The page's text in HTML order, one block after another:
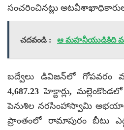
సంచరించినట్లు
చదవండి : ఆ మహనీయుడికిది
బద్వేలు డివిజన్‌లో గోపవరం
4,687.23 హెక్టార్లు,
పెనుశిల నరసింహాస్వామి
ప్రాంతంలో రామాపురం బీటు